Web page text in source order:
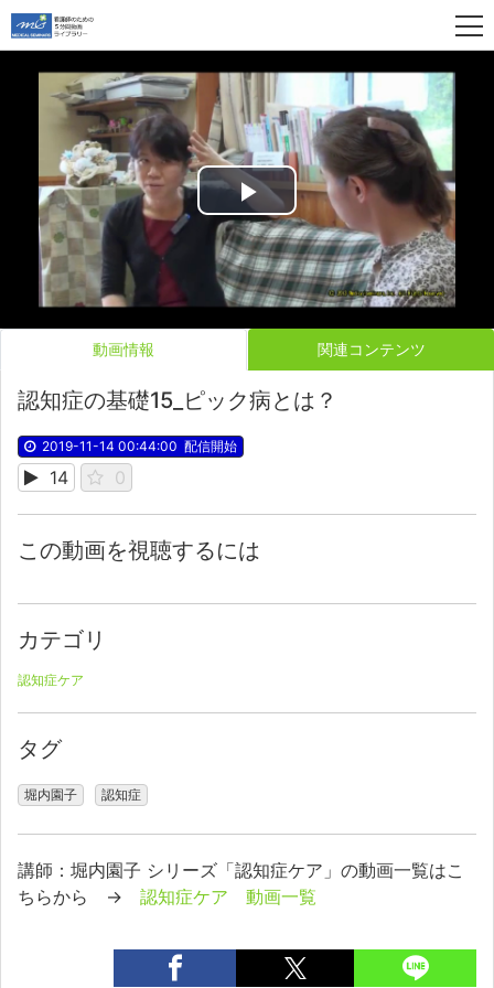
Play
Video
動画情報 関連コンテンツ
認知症の基礎15_ピック病とは？
2019-11-14 00:44:00 配信開始
14 0
この動画を視聴するには
カテゴリ
認知症ケア
タグ
堀内園子 認知症
講師：堀内園子 シリーズ「認知症ケア」の動画一覧はこ
ちらから → 認知症ケア 動画一覧